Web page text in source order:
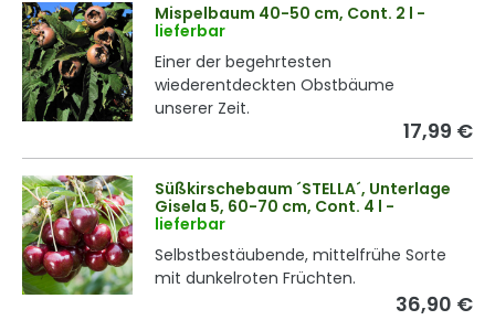
Mispelbaum 40-50 cm, Cont. 2 l -
lieferbar
Einer der begehrtesten
wiederentdeckten Obstbäume
unserer Zeit.
17,99 €
Süßkirschebaum ´STELLA´, Unterlage
Gisela 5, 60-70 cm, Cont. 4 l -
lieferbar
Selbstbestäubende, mittelfrühe Sorte
mit dunkelroten Früchten.
36,90 €